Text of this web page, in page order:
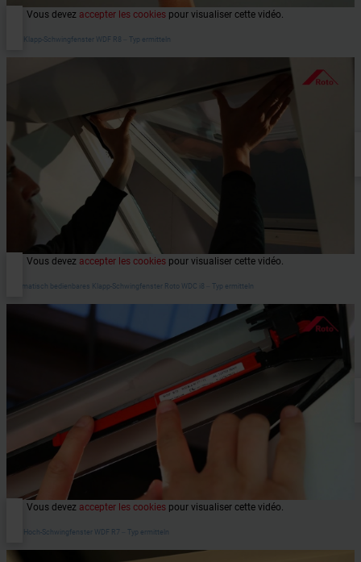
Vous devez accepter les cookies pour visualiser cette vidéo.
Roto Klapp-Schwingfenster WDF R8 ‒ Typ ermitteln
Vous devez accepter les cookies pour visualiser cette vidéo.
Automatisch bedienbares Klapp-Schwingfenster Roto WDC i8 ‒ Typ ermitteln
Vous devez accepter les cookies pour visualiser cette vidéo.
Roto Hoch-Schwingfenster WDF R7 ‒ Typ ermitteln